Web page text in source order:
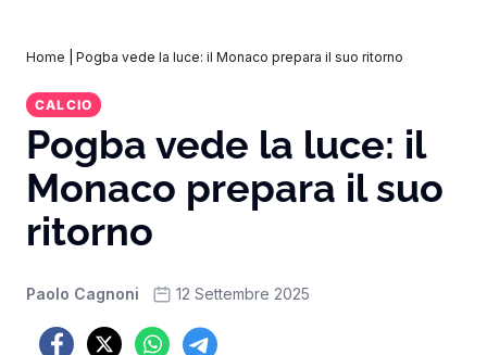
Home Pogba vede la luce: il Monaco prepara il suo ritorno
CALCIO
Pogba vede la luce: il
Monaco prepara il suo
ritorno
Paolo Cagnoni 12 Settembre 2025